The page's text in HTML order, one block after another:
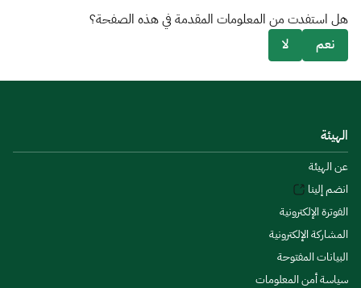
هل استفدت من المعلومات المقدمة في هذه الصفحة؟
نعم
لا
الهيئة
عن الهيئة
انضم إلينا
الفوترة الإلكترونية
المشاركة الإلكترونية
البيانات المفتوحة
سياسة أمن المعلومات